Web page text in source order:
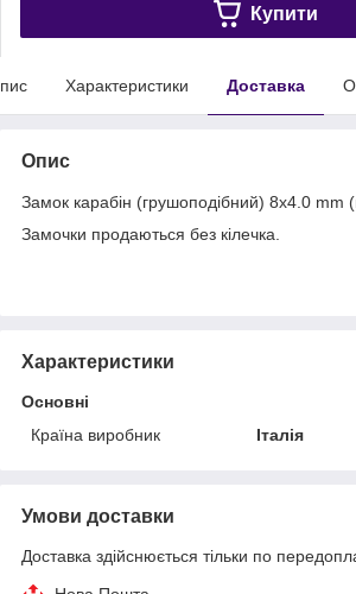
Купити
Характеристики Доставка
Опис
Замок карабін (грушоподібний) 8x4.0 mm
Замочки продаються без кілечка.
Характеристики
Основні
Країна виробник
Італія
Умови доставки
Доставка здійснюється тільки по